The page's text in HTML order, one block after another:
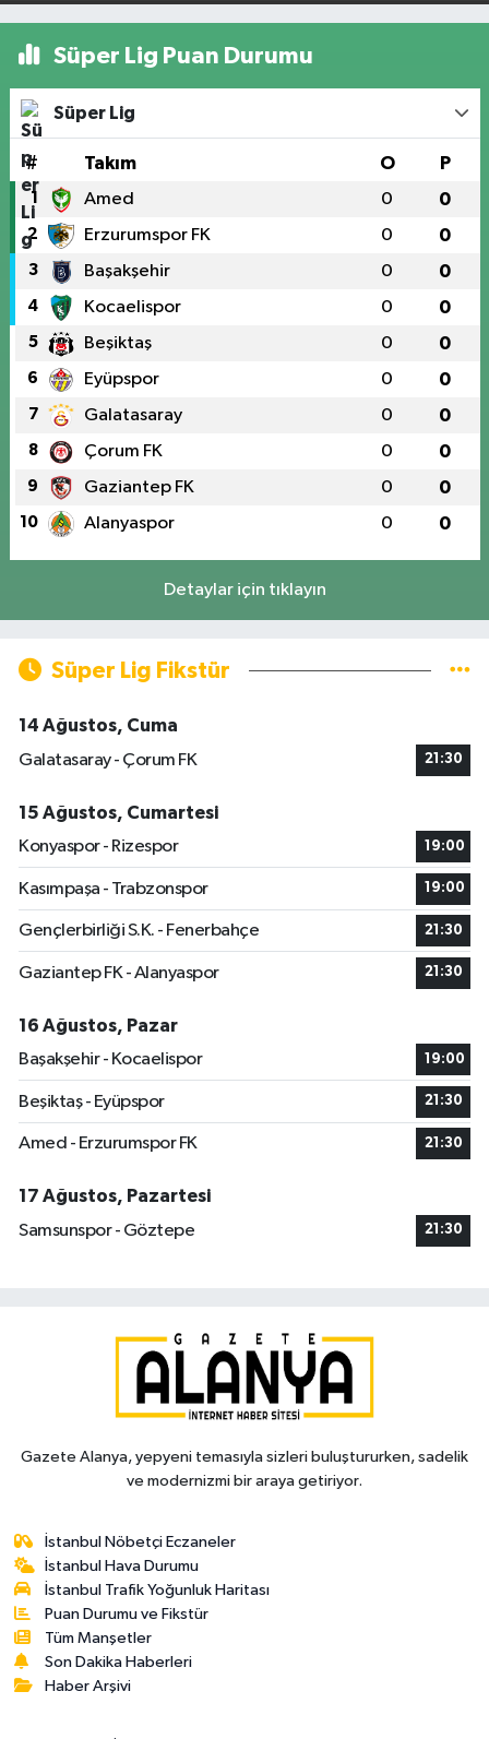
Süper Lig Puan Durumu
Süper Lig
# Takım O P
1 Amed 0 0
2 Erzurumspor FK 0 0
3 Başakşehir 0 0
4 Kocaelispor 0 0
5 Beşiktaş 0 0
6 Eyüpspor 0 0
7 Galatasaray 0 0
8 Çorum FK 0 0
9 Gaziantep FK 0 0
10 Alanyaspor 0 0
Detaylar için tıklayın
Süper Lig Fikstür
14 Ağustos, Cuma
Galatasaray - Çorum FK
21:30
15 Ağustos, Cumartesi
Konyaspor - Rizespor
19:00
Kasımpaşa - Trabzonspor 19:00
Gençlerbirliği S.K. - Fenerbahçe 21:30
Gaziantep FK - Alanyaspor 21:30
16 Ağustos, Pazar
Başakşehir - Kocaelispor
19:00
Beşiktaş - Eyüpspor 21:30
Amed - Erzurumspor FK 21:30
17 Ağustos, Pazartesi
Samsunspor - Göztepe
21:30
Gazete Alanya, yepyeni temasıyla sizleri buluştururken, sadelik
ve modernizmi bir araya getiriyor.
İstanbul Nöbetçi Eczaneler
İstanbul Hava Durumu
İstanbul Trafik Yoğunluk Haritası
Puan Durumu ve Fikstür
Tüm Manşetler
Son Dakika Haberleri
Haber Arşivi